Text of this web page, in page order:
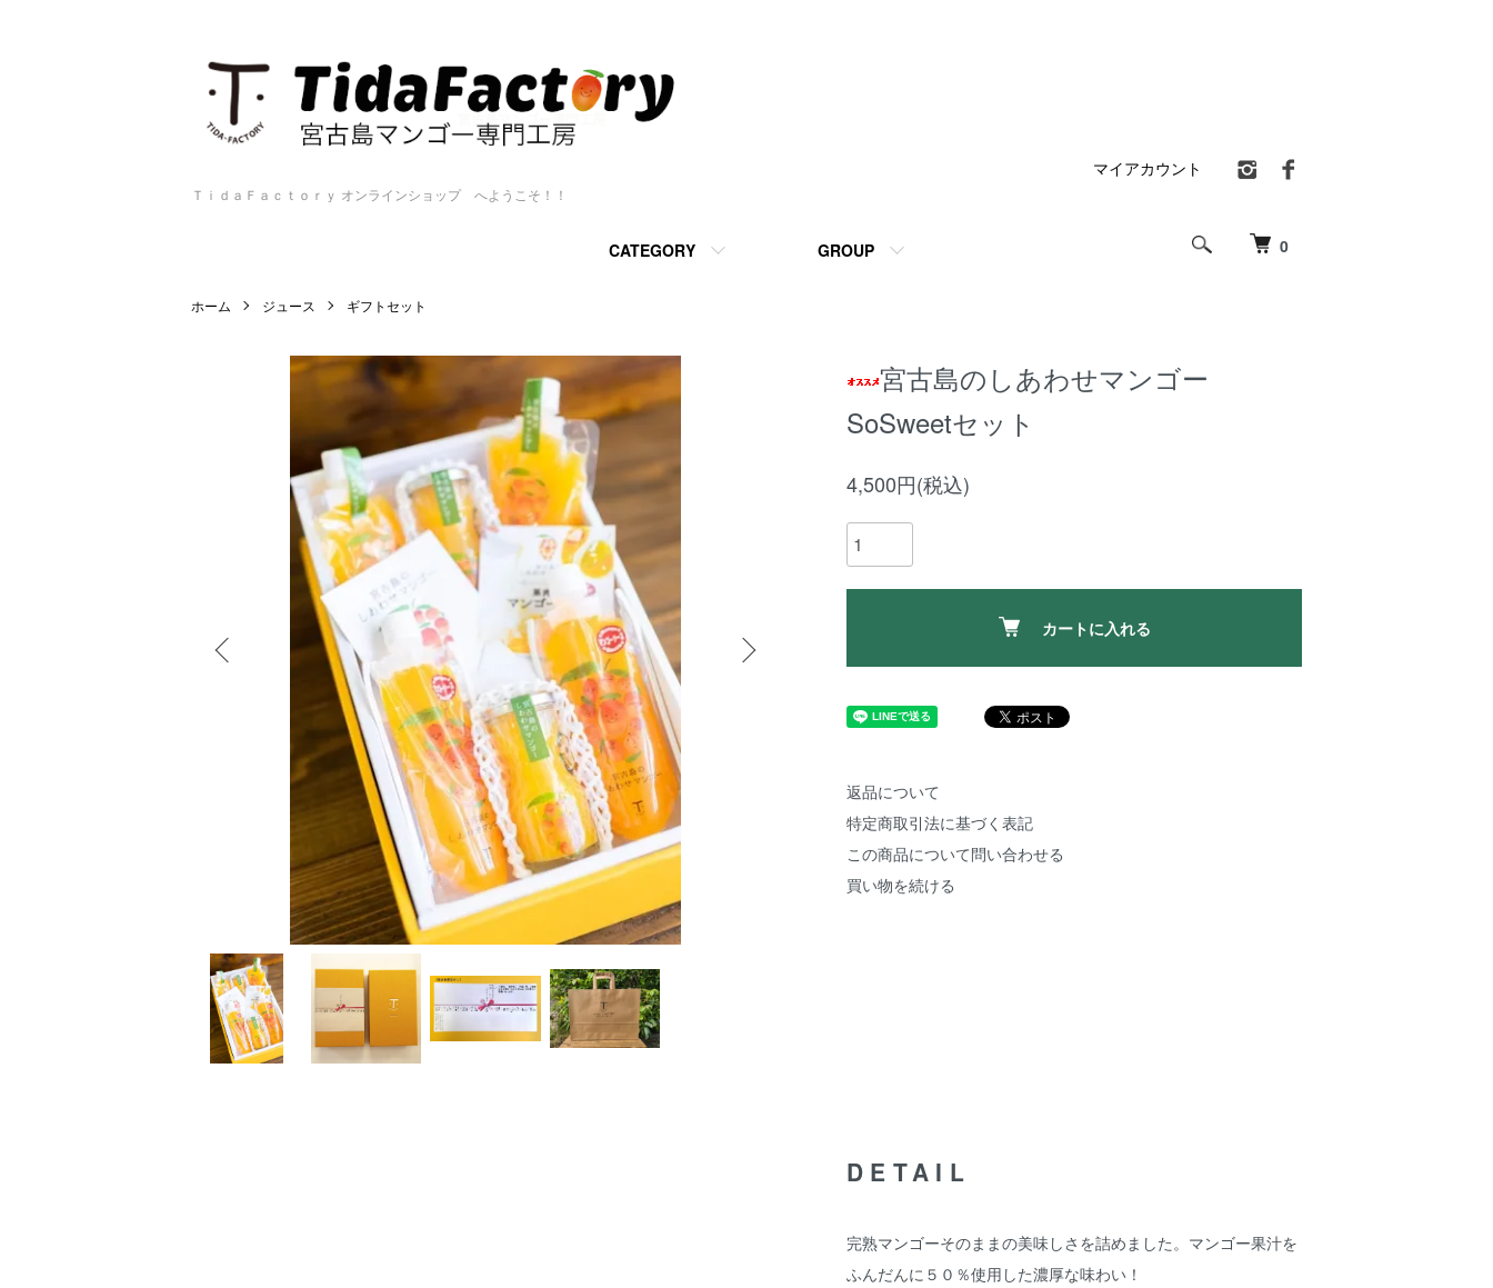
ＴｉｄａＦａｃｔｏｒｙ オンラインショップ へようこそ！！
0
CATEGORY GROUP
マイアカウント
ホーム ジュース ギフトセット
宮古島のしあわせマンゴー
SoSweetセット
4,500円(税込)
カートに入れる
返品について
特定商取引法に基づく表記
この商品について問い合わせる
買い物を続ける
DETAIL
完熟マンゴーそのままの美味しさを詰めました。マンゴー果汁を
ふんだんに５０％使用した濃厚な味わい！